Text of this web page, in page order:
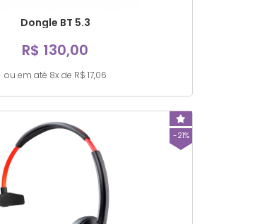
Dongle BT 5.3
R$ 130,00
ou em até 8x de R$ 17,06
-21%